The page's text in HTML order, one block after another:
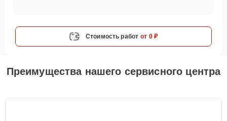
Стоимость работ от 0 ₽
Преимущества нашего сервисного центра